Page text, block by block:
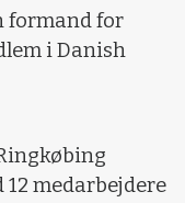
formand for
i Danish
medarbejdere